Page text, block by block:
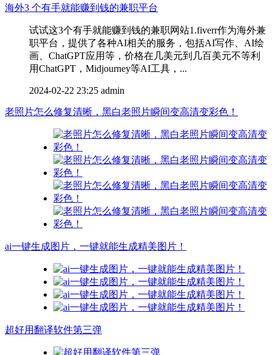
海外3 个有手就能赚到钱的兼职平台
试试这3个有手就能赚到钱的兼职网站1.fiverr作为海外兼
职平台，提供了各种AI相关的服务，包括AI写作、AI绘
画、ChatGPT应用等，价格在几美元到几百美元不等利
用ChatGPT，Midjourney等AI工具，...
2024-02-22 23:25 admin
老照片怎么修复清晰，黑白老照片瞬间变高清变彩色！
ai一键生成图片，一键就能生成精美图片！
超好用翻译软件第三弹